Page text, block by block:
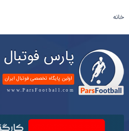
خانه
پارس فوتبال
اولین پایگاه تخصصی فوتبال ایران
www.ParsFootball.com